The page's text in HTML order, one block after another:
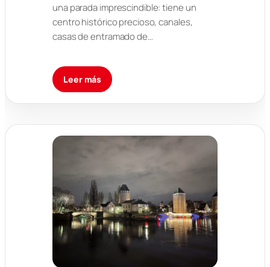
una parada imprescindible: tiene un
centro histórico precioso, canales,
casas de entramado de…
Leer más